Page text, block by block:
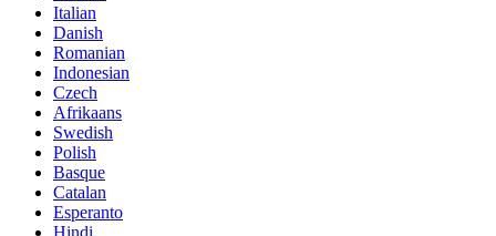
Italian
Danish
Romanian
Indonesian
Czech
Afrikaans
Swedish
Polish
Basque
Catalan
Esperanto